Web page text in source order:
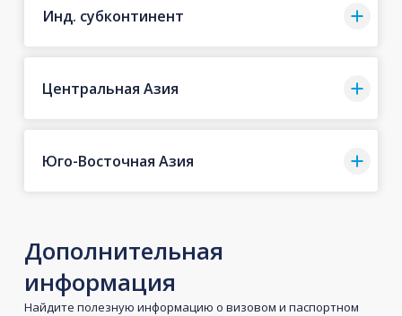
Инд. субконтинент
Центральная Азия
Юго-Восточная Азия
Дополнительная
информация
Найдите полезную информацию о визовом и паспортном